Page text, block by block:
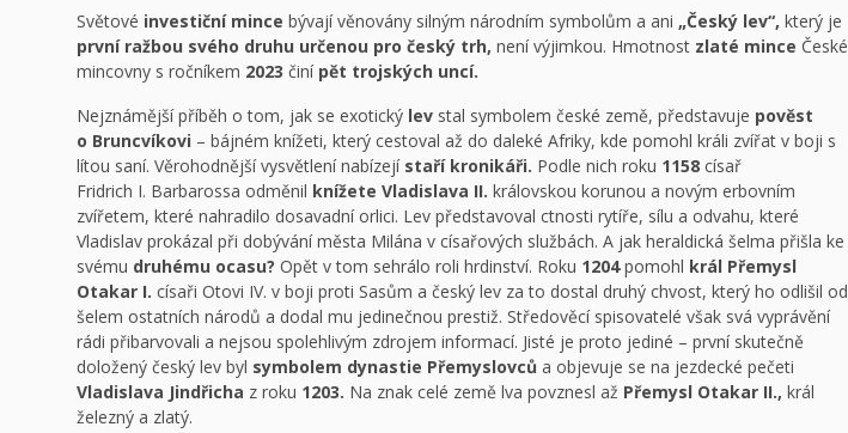
Světové investiční mince bývají věnovány silným národním symbolům a ani „Český lev“, který je
první ražbou svého druhu určenou pro český trh, není výjimkou. Hmotnost zlaté mince České
mincovny s ročníkem 2023 činí pět trojských uncí.
Nejznámější příběh o tom, jak se exotický lev stal symbolem české země, představuje pověst
o Bruncvíkovi – bájném knížeti, který cestoval až do daleké Afriky, kde pomohl králi zvířat v boji s
lítou saní. Věrohodnější vysvětlení nabízejí staří kronikáři. Podle nich roku 1158 císař
Fridrich I. Barbarossa odměnil knížete Vladislava II. královskou korunou a novým erbovním
zvířetem, které nahradilo dosavadní orlici. Lev představoval ctnosti rytíře, sílu a odvahu, které
Vladislav prokázal při dobývání města Milána v císařových službách. A jak heraldická šelma přišla ke
svému druhému ocasu? Opět v tom sehrálo roli hrdinství. Roku 1204pomohl král Přemysl
Otakar I. císaři Otovi IV. v boji proti Sasům a český lev za to dostal druhý chvost, který ho odlišil od
šelem ostatních národů a dodal mu jedinečnou prestiž. Středověcí spisovatelé však svá vyprávění
rádi přibarvovali a nejsou spolehlivým zdrojem informací. Jisté je proto jediné – první skutečně
doložený český lev byl symbolem dynastie Přemyslovců a objevuje se na jezdecké pečeti
Vladislava Jindřicha z roku 1203. Na znak celé země lva povznesl až Přemysl Otakar II., král
železný a zlatý.